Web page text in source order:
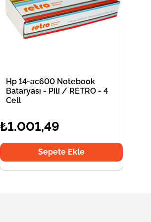
Hp 14-ac600 Notebook
Bataryası - Pili / RETRO - 4
Cell
₺1.001,49
Sepete Ekle